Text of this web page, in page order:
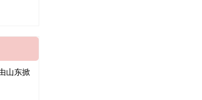
山东掀